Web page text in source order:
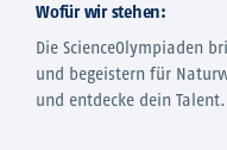
Wofür wir stehen:
Die ScienceOlympiaden
und begeistern für
und entdecke dein Talent.